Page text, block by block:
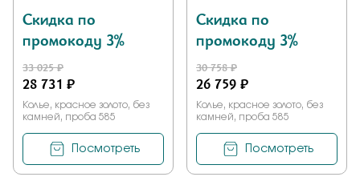
Скидка по
промокоду 3%
33 025 ₽
28 731 ₽
Колье, красное золото, без
камней, проба 585
Посмотреть
Скидка по
промокоду 3%
30 758 ₽
26 759 ₽
Колье, красное золото, без
камней, проба 585
Посмотреть